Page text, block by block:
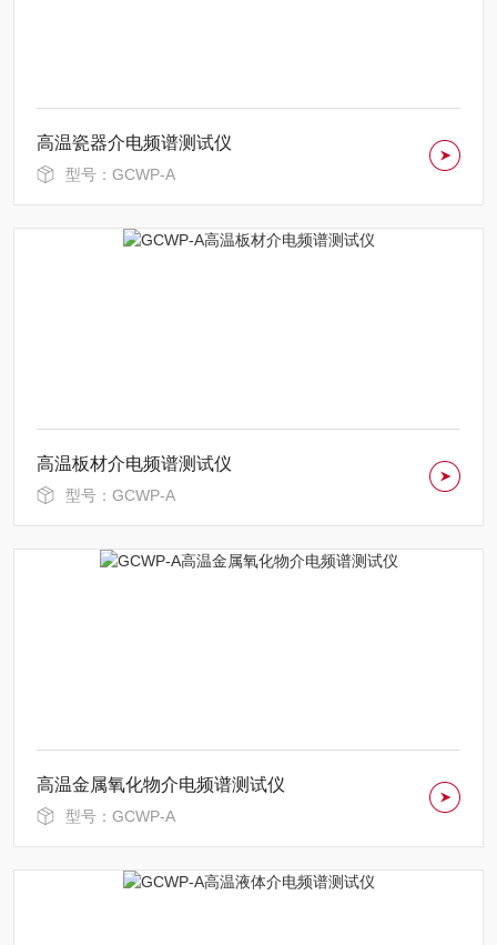
高温瓷器介电频谱测试仪
型号：GCWP-A
高温板材介电频谱测试仪
型号：GCWP-A
高温金属氧化物介电频谱测试仪
型号：GCWP-A